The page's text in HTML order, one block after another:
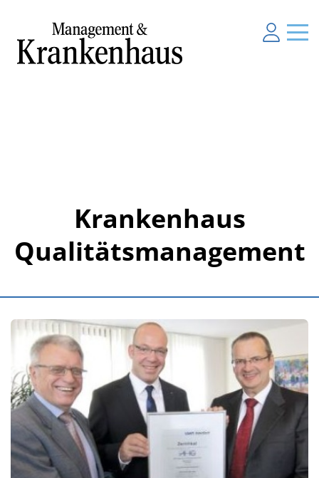
Krankenhaus
Qualitätsmanagement